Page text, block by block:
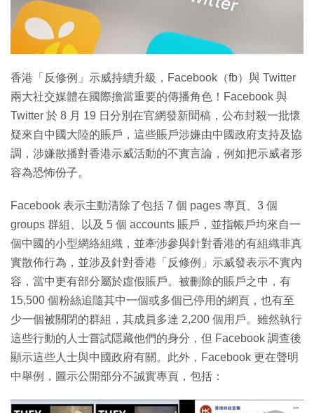
香港「反修例」示威持續升級，Facebook（fb）與 Twitter
兩大社交媒體在國際擔當重要的傳播角色！Facebook 與
Twitter 於 8 月 19 日分別在官網發新聞稿，公布封殺一批懷
疑來自中國大陸的賬戶，這些賬戶涉嫌由中國政府支持及協
調，涉嫌散播對香港示威活動的不實言論，例如把示威者形
容為恐怖份子。
Facebook 表示主動清除了包括 7 個 pages 專頁、3 個
groups 群組、以及 5 個 accounts 賬戶，並指帳戶均來自一
個中國的小型網絡組織，並牽涉參與針對香港的有組織非真
實散佈行為，並涉及針對香港「反修例」示威發表示不實內
容，當中更有部分屬於虛假賬戶。被刪除的賬戶之中，有
15,500 個粉絲追隨其中一個或多個已停用的網頁，也有至
少一個被關閉的群組，其成員多達 2,200 個用戶。雖然執行
這些行動的人士嘗試隱藏他們的身分，但 Facebook 調查後
顯示這些人士與中國政府有關。此外，Facebook 更在聲明
中舉例，圖示公開部分不誠實專頁，包括：